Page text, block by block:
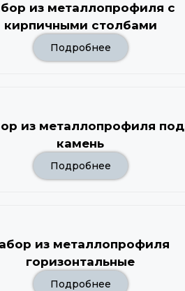
из металлопрофиля с
кирпичными столбами
Подробнее
из металлопрофиля под
камень
Подробнее
из металлопрофиля
горизонтальные
Подробнее